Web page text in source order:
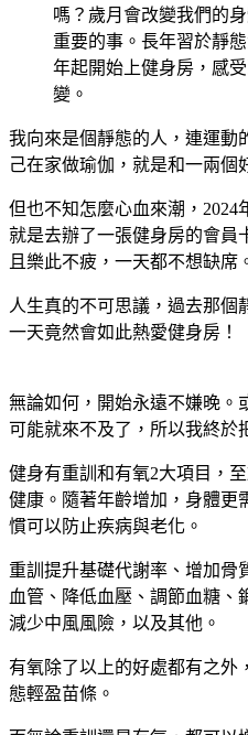
嗎？歲月會改變我們的
重要的事。長年習於靜
年起開始上健身房，感
變。
我向來是個靜態的人，連運動
己在家做瑜伽，就是和一兩個
但也不知怎麼心血來潮，2024
就是去辦了一張健身房的會員
且樂此不疲，一天都不想缺席
人生真的不可思議，過去那個
一天竟然會如此熱愛健身房！
無論如何，開始永遠不嫌晚。
可能就來不及了，所以我終於
健身有重訓和有氧2大項目，
健康。隨著年齡增加，身體更
慣可以防止疾病與老化。
重訓提升基礎代謝率、增加骨
血管、降低血壓、調節血糖、
減少中風風險，以及其他。
有氧除了以上的好處都有之外
態輕盈苗條。